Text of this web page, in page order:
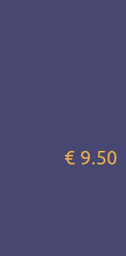
€ 9.50